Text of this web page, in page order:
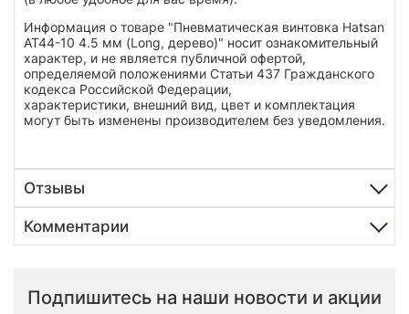
Информация о товаре "Пневматическая винтовка Hatsan
AT44-10 4.5 мм (Long, дерево)" носит ознакомительный
характер, и не является публичной офертой,
определяемой положениями Статьи 437 Гражданского
кодекса Российской Федерации,
характеристики, внешний вид, цвет и комплектация
могут быть изменены производителем без уведомления.
Отзывы
Комментарии
Подпишитесь на наши новости и акции